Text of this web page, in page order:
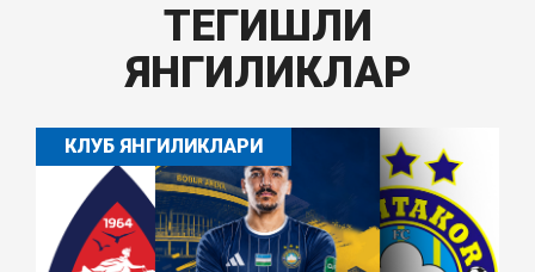
ТЕГИШЛИ
ЯНГИЛИКЛАР
КЛУБ ЯНГИЛИКЛАРИ